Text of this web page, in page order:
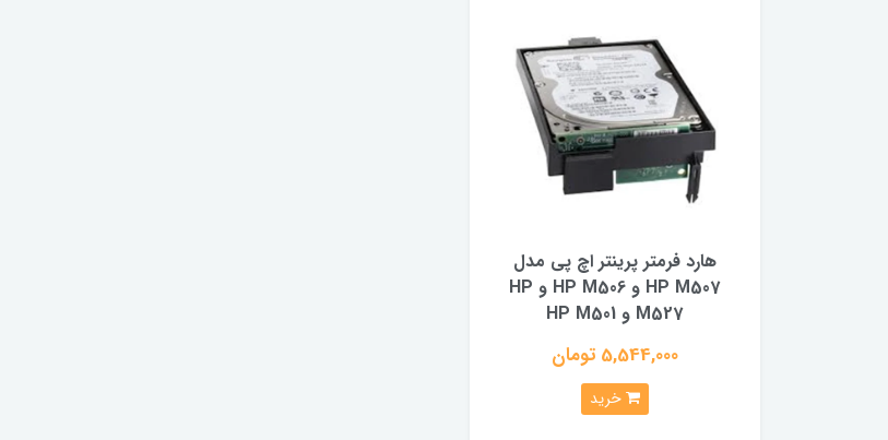
هارد فرمتر پرینتر اچ پی مدل
HP M507 و HP M506 و HP
M527 و HP M501
5,544,000 تومان
خرید